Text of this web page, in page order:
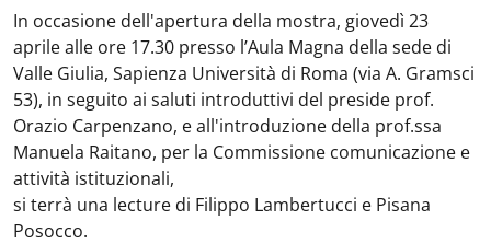
In occasione dell'apertura della mostra, giovedì 23
aprile alle ore 17.30 presso l’Aula Magna della sede di
Valle Giulia, Sapienza Università di Roma (via A. Gramsci
53), in seguito ai saluti introduttivi del preside prof.
Orazio Carpenzano, e all'introduzione della prof.ssa
Manuela Raitano, per la Commissione comunicazione e
attività istituzionali,
si terrà una lecture di Filippo Lambertucci e Pisana
Posocco.